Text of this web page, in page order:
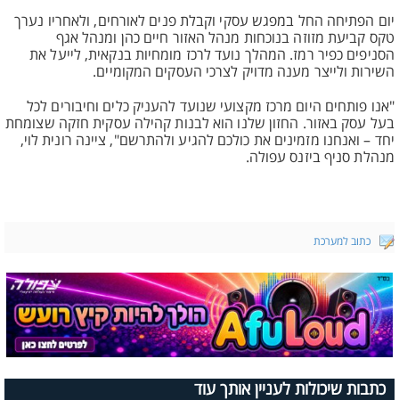
יום הפתיחה החל במפגש עסקי וקבלת פנים לאורחים, ולאחריו נערך
טקס קביעת מזוזה בנוכחות מנהל האזור חיים כהן ומנהל אגף
הסניפים כפיר רמז. המהלך נועד לרכז מומחיות בנקאית, לייעל את
השירות ולייצר מענה מדויק לצרכי העסקים המקומיים.
"אנו פותחים היום מרכז מקצועי שנועד להעניק כלים וחיבורים לכל
בעל עסק באזור. החזון שלנו הוא לבנות קהילה עסקית חזקה שצומחת
יחד – ואנחנו מזמינים את כולכם להגיע ולהתרשם", ציינה רונית לוי,
מנהלת סניף ביזנס עפולה.
כתוב למערכת
כתבות שיכולות לעניין אותך עוד